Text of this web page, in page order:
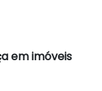
em imóveis